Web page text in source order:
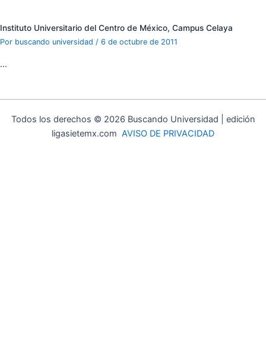
Instituto Universitario del Centro de México, Campus Celaya
Por buscando universidad / 6 de octubre de 2011
…
Todos los derechos © 2026 Buscando Universidad | edición
ligasietemx.com AVISO DE PRIVACIDAD